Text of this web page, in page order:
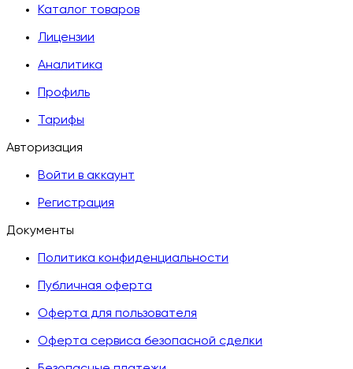
Каталог товаров
Лицензии
Аналитика
Профиль
Тарифы
Авторизация
Войти в аккаунт
Регистрация
Документы
Политика конфиденциальности
Публичная оферта
Оферта для пользователя
Оферта сервиса безопасной сделки